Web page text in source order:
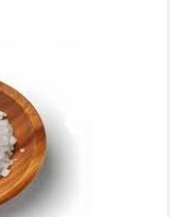
روغن و عصاره
ماسک و
❯